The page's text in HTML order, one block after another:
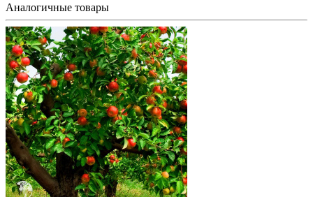
Аналогичные товары